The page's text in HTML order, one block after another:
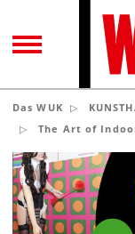
Das WUK
The Art of